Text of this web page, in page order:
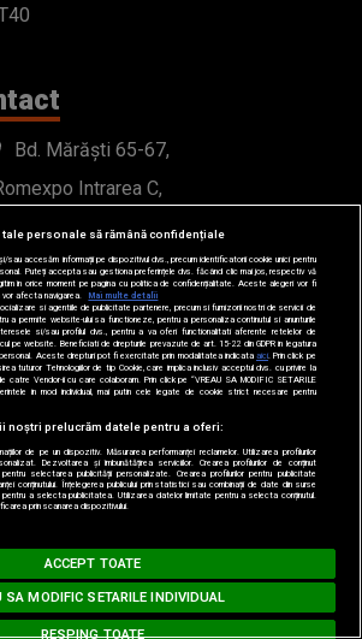
Bd. Mărăști 65-67,
Intrarea C,
T, sector 1
office@radioimpuls.ro
LIVE : 0754-222.999
0754-222.999
MEDIA INTERNATIONAL SA, Toate
drepturile rezervate.
BARĂ
- Popcorn Song
tale personale să rămână confidențiale
sau accesăm informații pe dispozitivul dvs., precum identificatorii cookie unici pentru
Puteți accepta sau gestiona preferințele dvs. făcând clic mai jos, respectiv vă
în orice moment pe pagina cu politica de confidențialitate. Aceste alegeri vor fi
afecta navigarea.
Mai multe detalii
si agentiile de publicitate partenere, precum si furnizorii nostri de servicii de
a permite website-ului sa functioneze, pentru a personaliza continutul si anunturile
si/sau profilul dvs., pentru a va oferi functionalitati aferente retelelor de
pe website. Beneficiati de drepturile prevazute de art. 15-22 din GDPR in legatura
Aceste drepturi pot fi exercitate prin modalitatea indicataaici . Prin click pe
tuturor Tehnologiilor de tip Cookie, care implica inclusiv acceptul dvs. cu privire la
catre Vendor-ii cu care colaboram. Prin click pe “VREAU SA MODIFIC SETARILE
in mod individual, mai putin cele legate de cookie strict necesare pentru
noștri prelucrăm datele pentru a oferi:
de pe un dispozitiv. Măsurarea performanței reclamelor. Utilizarea profilurilor
Dezvoltarea și îmbunătățirea serviciilor. Crearea profilurilor de conținut
selectarea publicității personalizate. Crearea profilurilor pentru publicitate
conținutului. Înțelegerea publicului prin statistici sau combinații de date din surse
a selecta publicitatea. Utilizarea datelor limitate pentru a selecta conținutul.
prin scanarea dispozitivului.
ACCEPT TOATE
RESPING TOATE
SA MODIFIC SETARILE INDIVIDUAL